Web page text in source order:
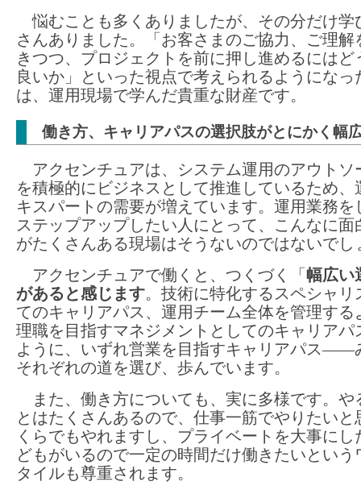
悩むことも多くありましたが、その分だけ学
さんありました。「お客さまのご協力、ご理解
きつつ、プロジェクトを前に押し進めるにはど
良いか」といった視点で考えられるようになっ
は、運用現場で学んだ貴重な財産です。
働き方、キャリアパスの選択肢がとにかく幅
アクセンチュアは、システム運用のアウトソ
を積極的にビジネスとして推進しているため、
キスパートの需要が増えています。運用業務を
ステップアップしたい人にとって、こんなに面
がたくさんある現場はそうないのではないでし
アクセンチュアで働くと、つくづく「幅広い
があると感じます。技術に特化するスペシャリ
てのキャリアパス、運用チーム全体を管理する
理職を目指すマネジメントとしてのキャリアパ
ように、いずれ営業を目指すキャリアパス――
それぞれの道を選び、歩んでいます。
また、働き方についても、実に多様です。や
とはたくさんあるので、仕事一筋でやりたいと
くらでもやれますし、プライベートを大事にし
どもがいるので一定の時間だけ働きたいという
タイルも尊重されます。